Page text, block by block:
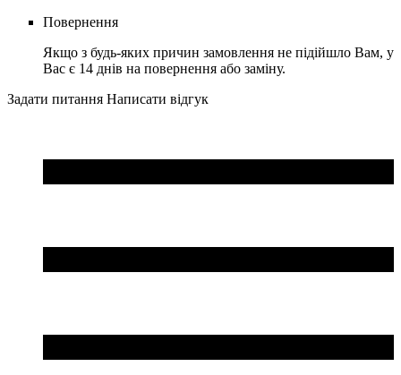
Повернення
Якщо з будь-яких причин замовлення не підійшло Вам, у
Вас є 14 днів на повернення або заміну.
Задати питання Написати відгук